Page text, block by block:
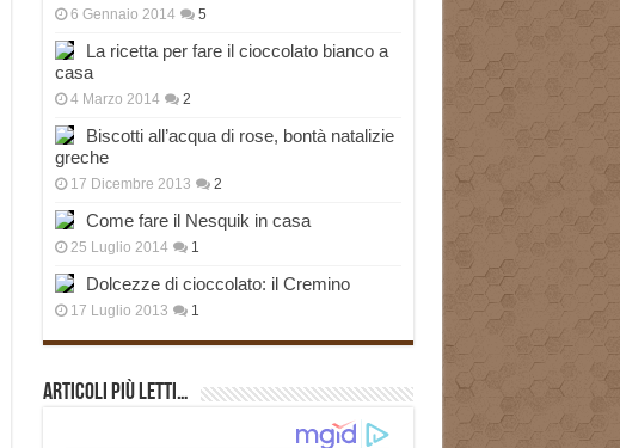
6 Gennaio 2014 5
La ricetta per fare il cioccolato bianco a
casa
4 Marzo 2014 2
Biscotti all’acqua di rose, bontà natalizie
greche
17 Dicembre 2013 2
Come fare il Nesquik in casa
25 Luglio 2014 1
Dolcezze di cioccolato: il Cremino
17 Luglio 2013 1
Articoli più Letti…